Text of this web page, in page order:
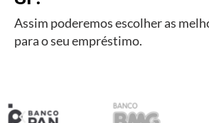
Assim poderemos escolher as
para o seu empréstimo.